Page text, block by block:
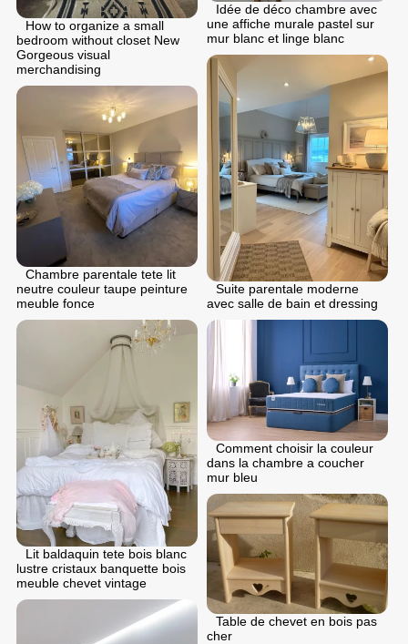
How to organize a small
bedroom without closet New
Gorgeous visual
merchandising
Idée de déco chambre avec
une affiche murale pastel sur
mur blanc et linge blanc
Suite parentale moderne
avec salle de bain et dressing
Chambre parentale tete lit
neutre couleur taupe peinture
meuble fonce
Comment choisir la couleur
dans la chambre a coucher
mur bleu
Lit baldaquin tete bois blanc
lustre cristaux banquette bois
meuble chevet vintage
Table de chevet en bois pas
cher